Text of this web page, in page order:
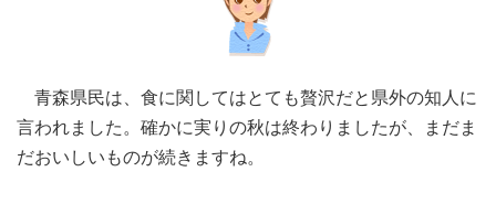
青森県民は、食に関してはとても贅沢だと県外の知人に
言われました。確かに実りの秋は終わりましたが、まだま
だおいしいものが続きますね。